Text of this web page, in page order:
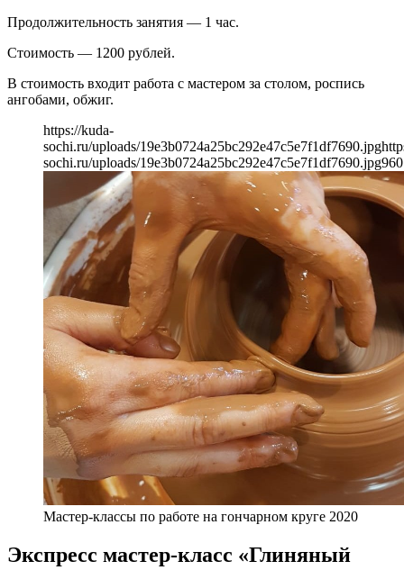
Продолжительность занятия — 1 час.
Стоимость — 1200 рублей.
В стоимость входит работа с мастером за столом, роспись
ангобами, обжиг.
https://kuda-
sochi.ru/uploads/19e3b0724a25bc292e47c5e7f1df7690.jpg
sochi.ru/uploads/19e3b0724a25bc292e47c5e7f1df7690.jpg960
Мастер-классы по работе на гончарном круге 2020
Экспресс мастер-класс «Глиняный